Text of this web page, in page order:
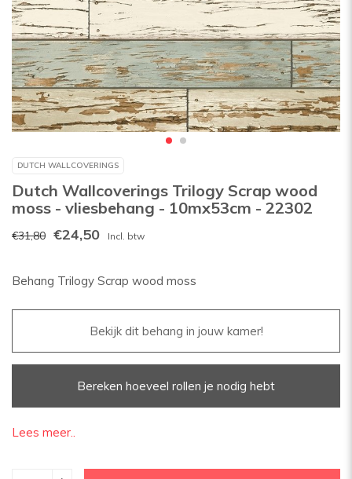
DUTCH WALLCOVERINGS
Dutch Wallcoverings Trilogy Scrap wood
moss - vliesbehang - 10mx53cm - 22302
€31,80 €24,50 Incl. btw
Behang Trilogy Scrap wood moss
Bekijk dit behang in jouw kamer!
Bereken hoeveel rollen je nodig hebt
Lees meer..